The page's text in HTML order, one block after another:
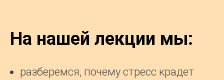
На нашей лекции мы:
разберемся, почему стресс крадет